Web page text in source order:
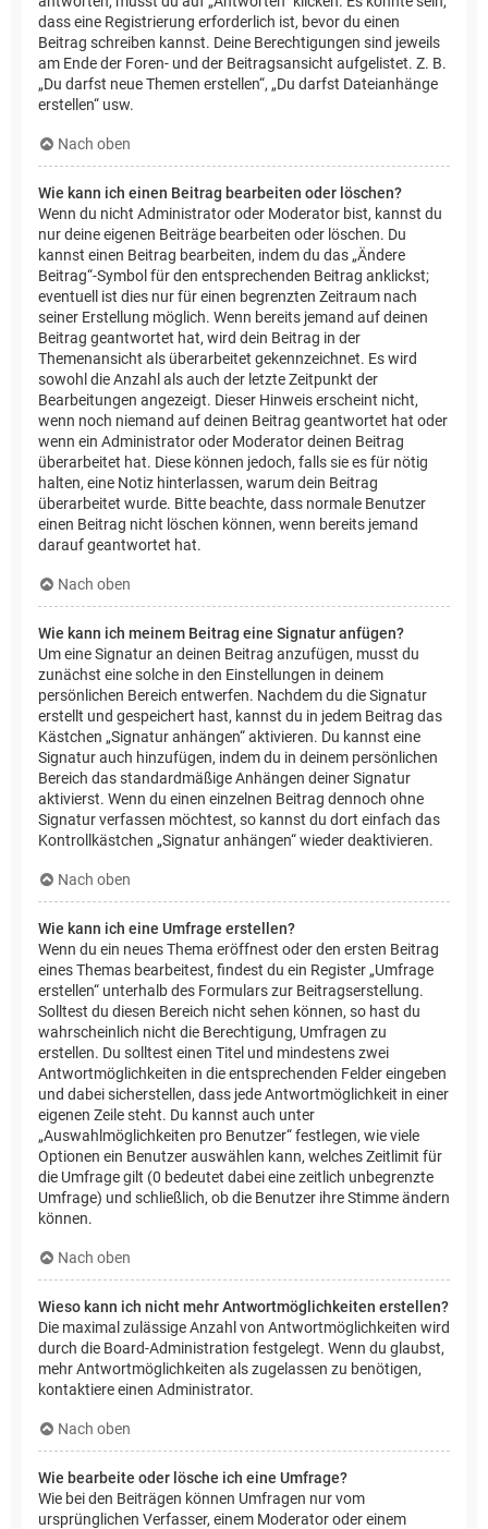
dass eine Registrierung erforderlich ist, bevor du einen
Beitrag schreiben kannst. Deine Berechtigungen sind jeweils
am Ende der Foren- und der Beitragsansicht aufgelistet. Z. B.
„Du darfst neue Themen erstellen“, „Du darfst Dateianhänge
erstellen“ usw.
Nach oben
Wie kann ich einen Beitrag bearbeiten oder löschen?
Wenn du nicht Administrator oder Moderator bist, kannst du
nur deine eigenen Beiträge bearbeiten oder löschen. Du
kannst einen Beitrag bearbeiten, indem du das „Ändere
Beitrag“-Symbol für den entsprechenden Beitrag anklickst;
eventuell ist dies nur für einen begrenzten Zeitraum nach
seiner Erstellung möglich. Wenn bereits jemand auf deinen
Beitrag geantwortet hat, wird dein Beitrag in der
Themenansicht als überarbeitet gekennzeichnet. Es wird
sowohl die Anzahl als auch der letzte Zeitpunkt der
Bearbeitungen angezeigt. Dieser Hinweis erscheint nicht,
wenn noch niemand auf deinen Beitrag geantwortet hat oder
wenn ein Administrator oder Moderator deinen Beitrag
überarbeitet hat. Diese können jedoch, falls sie es für nötig
halten, eine Notiz hinterlassen, warum dein Beitrag
überarbeitet wurde. Bitte beachte, dass normale Benutzer
einen Beitrag nicht löschen können, wenn bereits jemand
darauf geantwortet hat.
Nach oben
Wie kann ich meinem Beitrag eine Signatur anfügen?
Um eine Signatur an deinen Beitrag anzufügen, musst du
zunächst eine solche in den Einstellungen in deinem
persönlichen Bereich entwerfen. Nachdem du die Signatur
erstellt und gespeichert hast, kannst du in jedem Beitrag das
Kästchen „Signatur anhängen“ aktivieren. Du kannst eine
Signatur auch hinzufügen, indem du in deinem persönlichen
Bereich das standardmäßige Anhängen deiner Signatur
aktivierst. Wenn du einen einzelnen Beitrag dennoch ohne
Signatur verfassen möchtest, so kannst du dort einfach das
Kontrollkästchen „Signatur anhängen“ wieder deaktivieren.
Nach oben
Wie kann ich eine Umfrage erstellen?
Wenn du ein neues Thema eröffnest oder den ersten Beitrag
eines Themas bearbeitest, findest du ein Register „Umfrage
erstellen“ unterhalb des Formulars zur Beitragserstellung.
Solltest du diesen Bereich nicht sehen können, so hast du
wahrscheinlich nicht die Berechtigung, Umfragen zu
erstellen. Du solltest einen Titel und mindestens zwei
Antwortmöglichkeiten in die entsprechenden Felder eingeben
und dabei sicherstellen, dass jede Antwortmöglichkeit in einer
eigenen Zeile steht. Du kannst auch unter
„Auswahlmöglichkeiten pro Benutzer“ festlegen, wie viele
Optionen ein Benutzer auswählen kann, welches Zeitlimit für
die Umfrage gilt (0 bedeutet dabei eine zeitlich unbegrenzte
Umfrage) und schließlich, ob die Benutzer ihre Stimme ändern
können.
Nach oben
Wieso kann ich nicht mehr Antwortmöglichkeiten erstellen?
Die maximal zulässige Anzahl von Antwortmöglichkeiten wird
durch die Board-Administration festgelegt. Wenn du glaubst,
mehr Antwortmöglichkeiten als zugelassen zu benötigen,
kontaktiere einen Administrator.
Nach oben
Wie bearbeite oder lösche ich eine Umfrage?
Wie bei den Beiträgen können Umfragen nur vom
ursprünglichen Verfasser, einem Moderator oder einem